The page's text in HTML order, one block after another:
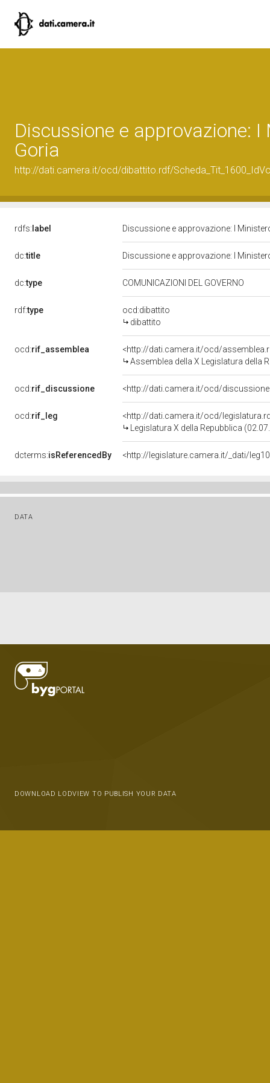
Discussione e approvazione: I
Goria
http://dati.camera.it/ocd/dibattito.rdf/
rdfs: label Discussione e approvazione: I
dc:title Discussione e approvazione: I
dc:type COMUNICAZIONI DEL GOVERNO
rdf:type
ocd:dibattito
dibattito
ocd:rif_assemblea
<http://dati.camera.it/ocd/
Assemblea della X Legislatura della
ocd:rif_discussione <http://dati.camera.it/ocd/
ocd:rif_leg
<http://dati.camera.it/ocd/
Legislatura X della Repubblica
dcterms:isReferencedBy
DATA
DOWNLOAD LODVIEW TO PUBLISH YOUR DATA